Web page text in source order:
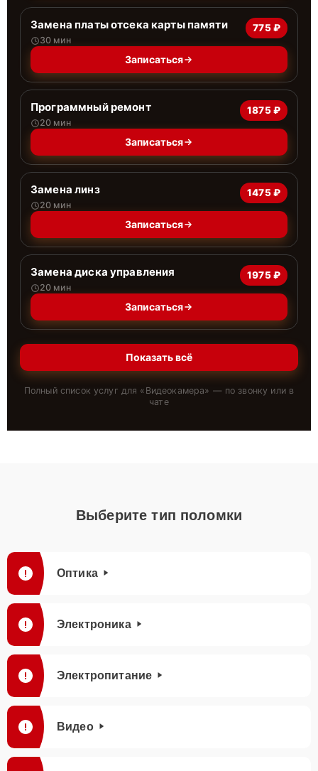
Замена платы отсека карты памяти
30 мин
775 ₽
Записаться
Программный ремонт
20 мин
1875 ₽
Записаться
Замена линз
20 мин
1475 ₽
Записаться
Замена диска управления
20 мин
1975 ₽
Записаться
Показать всё
Полный список услуг для « Видеокамера» — по звонку или в
чате
Выберите тип поломки
Оптика
Электроника
Электропитание
Видео